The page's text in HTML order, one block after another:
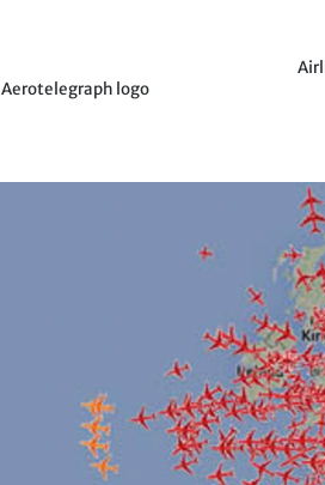
Aerotelegraph logo